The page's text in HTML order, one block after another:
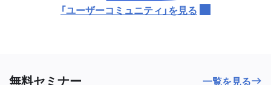
無料セミナー 一覧を見る
「ユーザーコミュニティ」を見る